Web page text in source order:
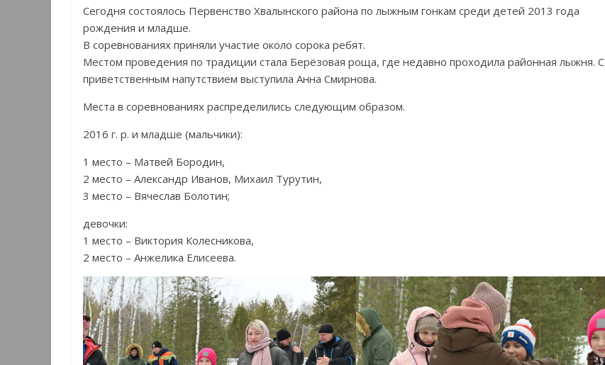
Сегодня состоялось Первенство Хвалынского района по лыжным гонкам среди детей 2013 года
рождения и младше.
В соревнованиях приняли участие около сорока ребят.
Местом проведения по традиции стала Берёзовая роща, где недавно проходила районная лыжня. С
приветственным напутствием выступила Анна Смирнова.
Места в соревнованиях распределились следующим образом.
2016 г. р. и младше (мальчики):
1 место – Матвей Бородин,
2 место – Александр Иванов, Михаил Турутин,
3 место – Вячеслав Болотин;
девочки:
1 место – Виктория Колесникова,
2 место – Анжелика Елисеева.